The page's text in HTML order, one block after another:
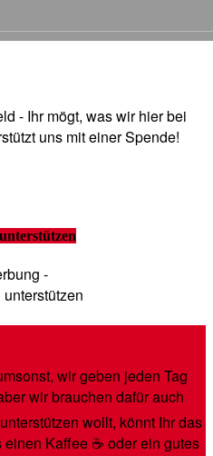
- Ihr mögt, was wir hier bei
uns mit einer Spende!
-
wir geben jeden Tag
wir brauchen dafür auch
wollt, könnt Ihr das
Kaffee ☕️ oder ein gutes